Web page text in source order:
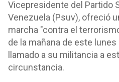
Vicepresidente del Partido
Venezuela (Psuv), ofreció
marcha "contra el
de la mañana de este
llamado a su militancia a
circunstancia.